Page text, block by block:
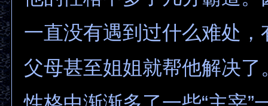
一直没有遇到过什么难处，
父母甚至姐姐就帮他解决了